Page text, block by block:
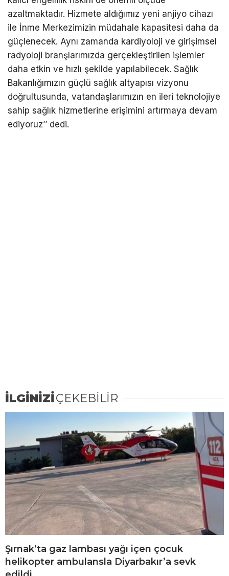
azaltmaktadır. Hizmete aldığımız yeni anjiyo cihazı
ile İnme Merkezimizin müdahale kapasitesi daha da
güçlenecek. Aynı zamanda kardiyoloji ve girişimsel
radyoloji branşlarımızda gerçekleştirilen işlemler
daha etkin ve hızlı şekilde yapılabilecek. Sağlık
Bakanlığımızın güçlü sağlık altyapısı vizyonu
doğrultusunda, vatandaşlarımızın en ileri teknolojiye
sahip sağlık hizmetlerine erişimini artırmaya devam
ediyoruz’’ dedi.
İLGİNİZİÇEKEBİLİR
Şırnak’ta gaz lambası yağı içen çocuk
helikopter ambulansla Diyarbakır’a sevk